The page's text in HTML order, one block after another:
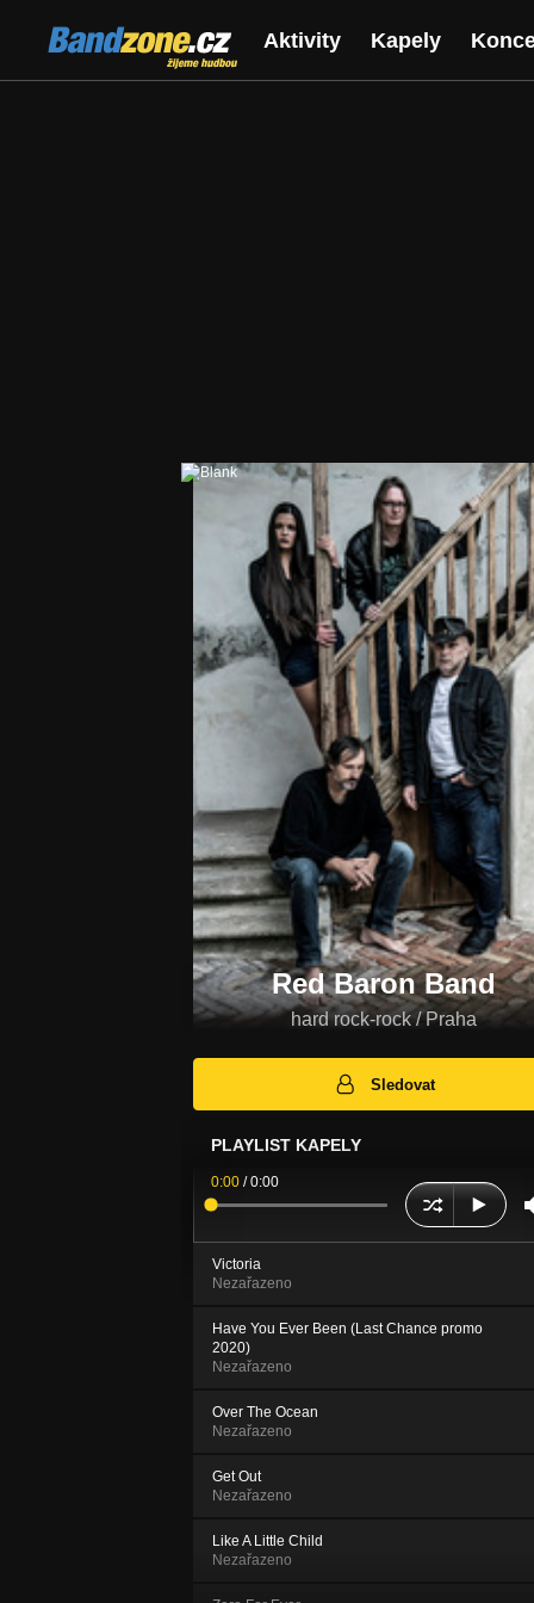
Bandzone.cz
žijeme hudbou
Aktivity Kapely
Red Baron Band
hard rock-rock / Praha
Sledovat
PLAYLIST KAPELY
0:00 /0:00
Victoria
Nezařazeno
Have You Ever Been (Last Chance promo
2020)
Nezařazeno
Over The Ocean
Nezařazeno
Get Out
Nezařazeno
Like A Little Child
Nezařazeno